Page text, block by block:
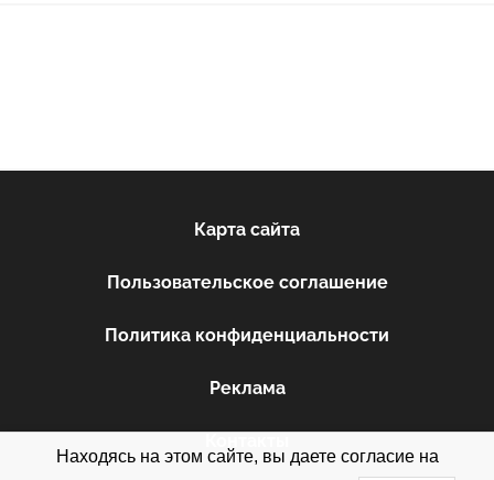
Карта сайта
Пользовательское соглашение
Политика конфиденциальности
Реклама
Находясь на этом сайте, вы даете согласие на